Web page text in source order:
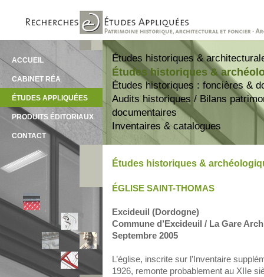
Études historiques &
Études historiques &
Études historiques : foncières &
Audits historiques / Bilans
documentaires
Inventaires & catalogues
ACCUEIL
CABINET RÉA
ÉTUDES APPLIQUÉES
PRODUITS ÉDITORIAUX
CONTACT
Études historiques &
ÉGLISE SAINT-THOMAS
Excideuil (Dordogne)
Commune d’Excideuil / La Gare
Septembre 2005
L’église, inscrite sur l’Inventaire
1926, remonte probablement au XIIe